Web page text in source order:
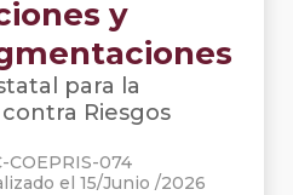
y
para la
Riesgos
COEPRIS-074
el 15/Junio /2026